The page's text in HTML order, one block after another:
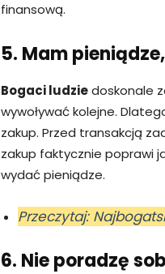
finansową.
5. Mam
Bogaci ludziedoskonale
wywoływać kolejne.
zakup. Przed transakcją
zakup faktycznie poprawi
wydać pieniądze.
Przeczytaj:
6. Nie poradzę